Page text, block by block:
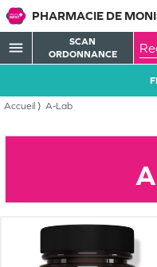
PHARMACIE DE
menu
SCAN
ORDONNANCE
Accueil A-Lab